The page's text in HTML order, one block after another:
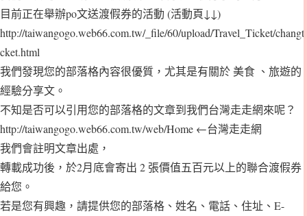
目前正在舉辦po文送渡假券的活動 (活動頁↓↓)
http://taiwangogo.web66.com.tw/_file/60/upload/Travel_Ticket/changti
cket.html
我們發現您的部落格內容很優質，尤其是有關於 美食 、旅遊的
經驗分享文。
不知是否可以引用您的部落格的文章到我們台灣走走網來呢？
http://taiwangogo.web66.com.tw/web/Home ←台灣走走網
我們會註明文章出處，
轉載成功後，於2月底會寄出 2 張價值五百元以上的聯合渡假券
給您。
若是您有興趣，請提供您的部落格、姓名、電話、住址、E-